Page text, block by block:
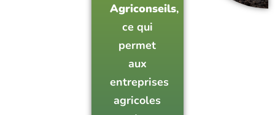
Agriconseils,
ce qui
permet
aux
entreprises
agricoles